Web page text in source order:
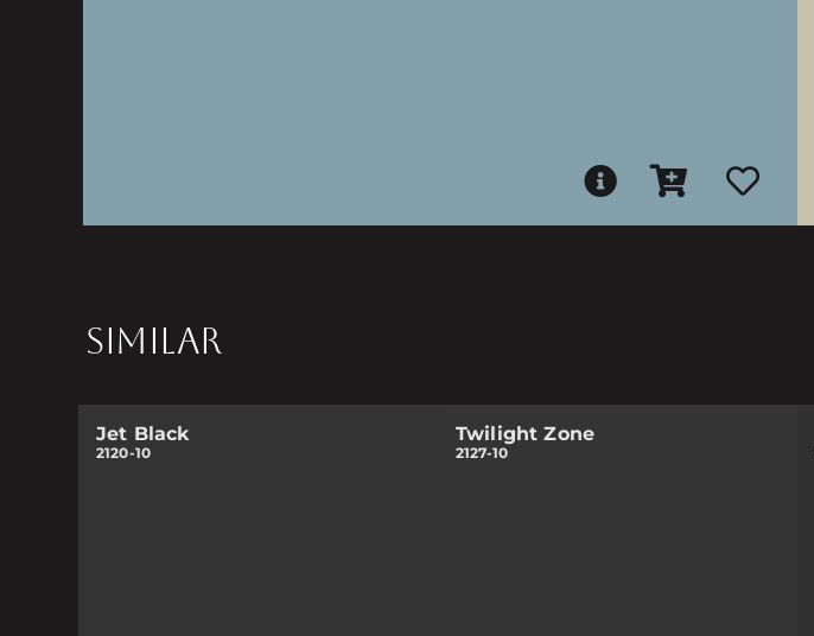
SIMILAR
Jet Black
2120-10
Twilight Zone
2127-10